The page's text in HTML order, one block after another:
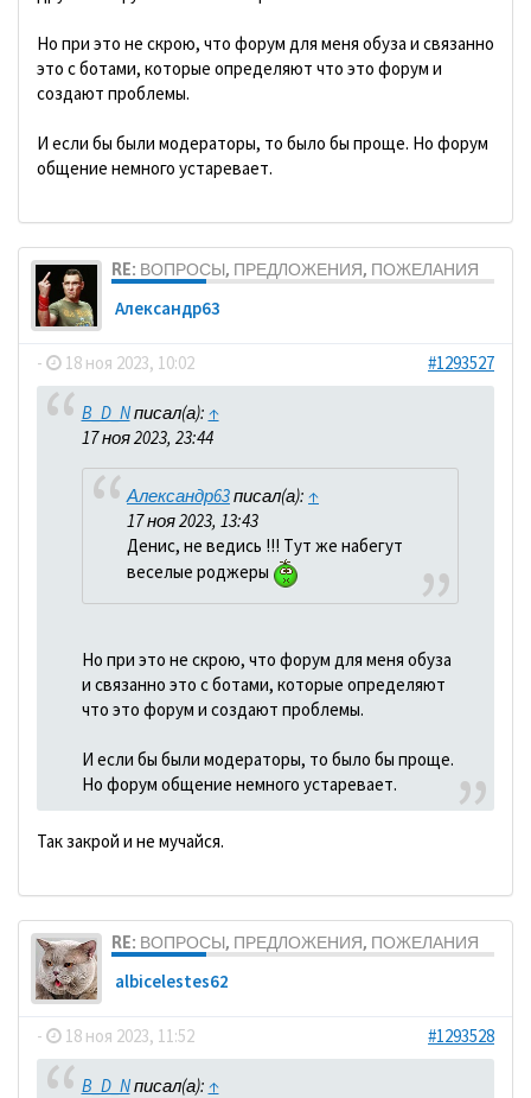
Но при это не скрою, что форум для меня обуза и связанно
это с ботами, которые определяют что это форум и
создают проблемы.
И если бы были модераторы, то было бы проще. Но форум
общение немного устаревает.
RE: ВОПРОСЫ, ПРЕДЛОЖЕНИЯ, ПОЖЕЛАНИЯ
Александр63
- 18 ноя 2023, 10:02 #1293527
B_D_Nписал(а): ↑
17 ноя 2023, 23:44
Александр63писал(а): ↑
17 ноя 2023, 13:43
Денис, не ведись !!! Тут же набегут
веселые роджеры
Но при это не скрою, что форум для меня обуза
и связанно это с ботами, которые определяют
что это форум и создают проблемы.
И если бы были модераторы, то было бы проще.
Но форум общение немного устаревает.
Так закрой и не мучайся.
RE: ВОПРОСЫ, ПРЕДЛОЖЕНИЯ, ПОЖЕЛАНИЯ
albicelestes62
- 18 ноя 2023, 11:52 #1293528
B_D_Nписал(а): ↑